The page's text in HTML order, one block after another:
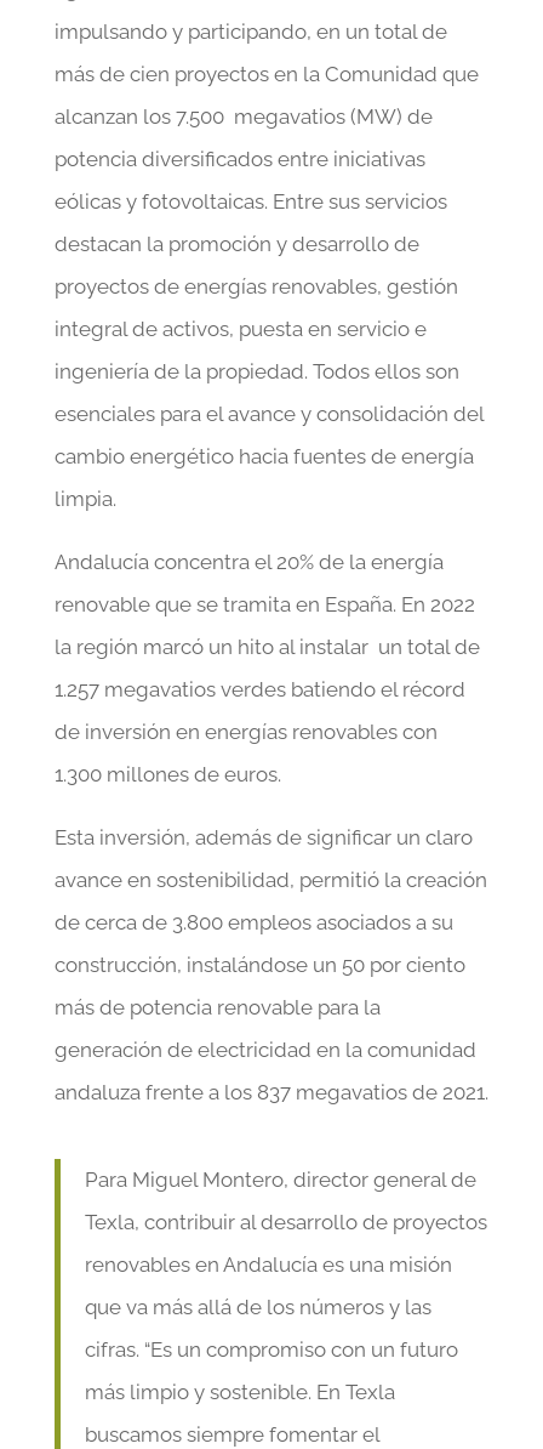
impulsando y participando, en un total de
más de cien proyectos en la Comunidad que
alcanzan los 7.500 megavatios (MW) de
potencia diversificados entre iniciativas
eólicas y fotovoltaicas. Entre sus servicios
destacan la promoción y desarrollo de
proyectos de energías renovables, gestión
integral de activos, puesta en servicio e
ingeniería de la propiedad. Todos ellos son
esenciales para el avance y consolidación del
cambio energético hacia fuentes de energía
limpia.
Andalucía concentra el 20% de la energía
renovable que se tramita en España. En 2022
la región marcó un hito al instalar un total de
1.257 megavatios verdes batiendo el récord
de inversión en energías renovables con
1.300 millones de euros.
Esta inversión, además de significar un claro
avance en sostenibilidad, permitió la creación
de cerca de 3.800 empleos asociados a su
construcción, instalándose un 50 por ciento
más de potencia renovable para la
generación de electricidad en la comunidad
andaluza frente a los 837 megavatios de 2021.
Para Miguel Montero, director general de
Texla, contribuir al desarrollo de proyectos
renovables en Andalucía es una misión
que va más allá de los números y las
cifras. “Es un compromiso con un futuro
más limpio y sostenible. En Texla
buscamos siempre fomentar el